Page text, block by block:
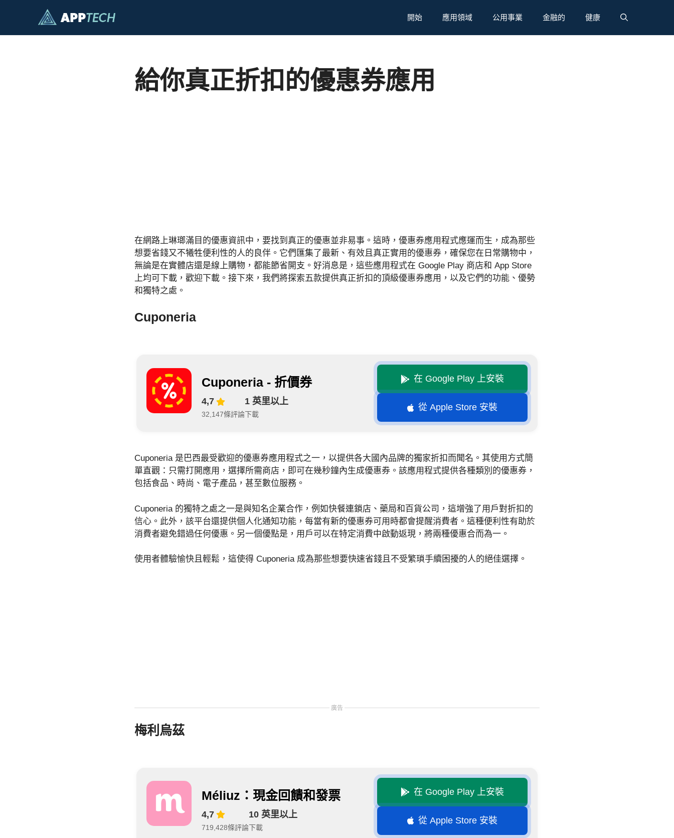
開始 應用領域 公用事業 金融的 健康
給你真正折扣的優惠券應用
在網路上琳瑯滿目的優惠資訊中，要找到真正的優惠並非易事。這時，優惠券應用程式應運而生，成為那些
想要省錢又不犧牲便利性的人的良伴。它們匯集了最新、有效且真正實用的優惠券，確保您在日常購物中，
無論是在實體店還是線上購物，都能節省開支。好消息是，這些應用程式在 Google Play 商店和 App Store
上均可下載，歡迎下載。接下來，我們將探索五款提供真正折扣的頂級優惠券應用，以及它們的功能、優勢
和獨特之處。
Cuponeria
Cuponeria - 折價券
4,7
32,147條評論
1 英里以上
下載
在 Google Play 上安裝
從 Apple Store 安裝
Cuponeria 是巴西最受歡迎的優惠券應用程式之一，以提供各大國內品牌的獨家折扣而聞名。其使用方式簡
單直觀：只需打開應用，選擇所需商店，即可在幾秒鐘內生成優惠券。該應用程式提供各種類別的優惠券，
包括食品、時尚、電子產品，甚至數位服務。
Cuponeria 的獨特之處之一是與知名企業合作，例如快餐連鎖店、藥局和百貨公司，這增強了用戶對折扣的
信心。此外，該平台還提供個人化通知功能，每當有新的優惠券可用時都會提醒消費者。這種便利性有助於
消費者避免錯過任何優惠。另一個優點是，用戶可以在特定消費中啟動返現，將兩種優惠合而為一。
使用者體驗愉快且輕鬆，這使得 Cuponeria 成為那些想要快速省錢且不受繁瑣手續困擾的人的絕佳選擇。
廣告
梅利烏茲
Méliuz：現金回饋和發票
4,7
719,428條評論
10 英里以上
下載
在 Google Play 上安裝
從 Apple Store 安裝